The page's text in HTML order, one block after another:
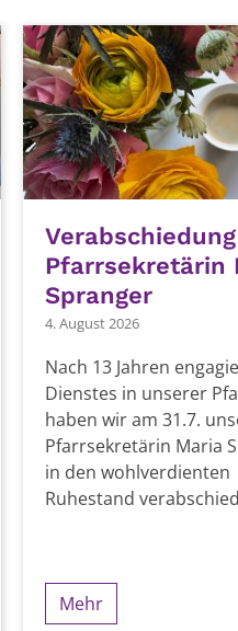
Verabschiedung
Pfarrsekretärin
Spranger
4. August 2026
Nach 13 Jahren
Dienstes in unserer
haben wir am 31.7.
Pfarrsekretärin Maria
in den wohlverdienten
Ruhestand
Mehr